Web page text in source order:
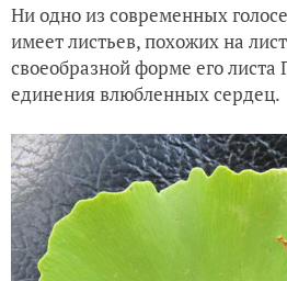
Ни одно из современных
имеет листьев, похожих на
своеобразной форме его листа
единения влюбленных сердец.